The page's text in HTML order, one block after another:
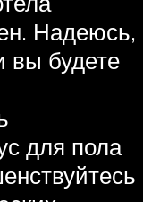
Надеюсь,
вы будете
для пола